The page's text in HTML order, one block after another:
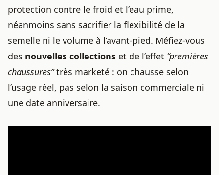
protection contre le froid et l’eau prime,
néanmoins sans sacrifier la flexibilité de la
semelle ni le volume à l’avant-pied. Méfiez-vous
des nouvelles collections et de l’effet “premières
chaussures”très marketé : on chausse selon
l’usage réel, pas selon la saison commerciale ni
une date anniversaire.